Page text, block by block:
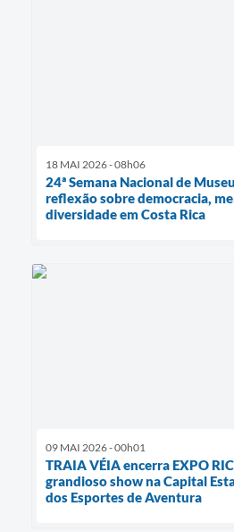
18 MAI 2026 - 08h06
24ª Semana Nacional de
reflexão sobre democracia,
diversidade em Costa Rica
09 MAI 2026 - 00h01
TRAIA VÉIA encerra EXPO
grandioso show na Capital
dos Esportes de Aventura